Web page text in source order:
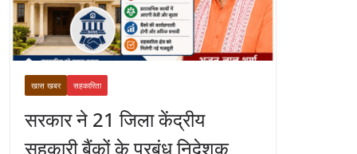
खास खबर सहकारिता
सरकार ने 21 जिला केंद्रीय
सहकारी बैंकों के प्रबंध निदेशक